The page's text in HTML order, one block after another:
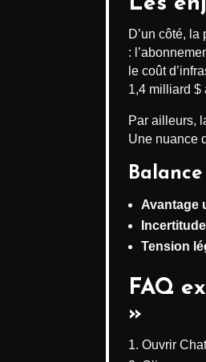
D’un côté, la
:
le coût
1,4 milliard $
Par ailleurs,
Une nuance
Avantage
Tension
FAQ
»
Ouvrir